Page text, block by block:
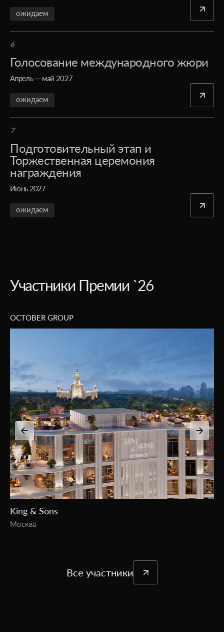
ожидаем
6
Голосование международного жюри
Апрель — май 2027
ожидаем
7
Подготовительный этап и
Торжественная церемония
награждения
Июнь 2027
ожидаем
Участники Премии `26
АЕОН Девелопмент
River Park Кутузовский
Москва
Все участники